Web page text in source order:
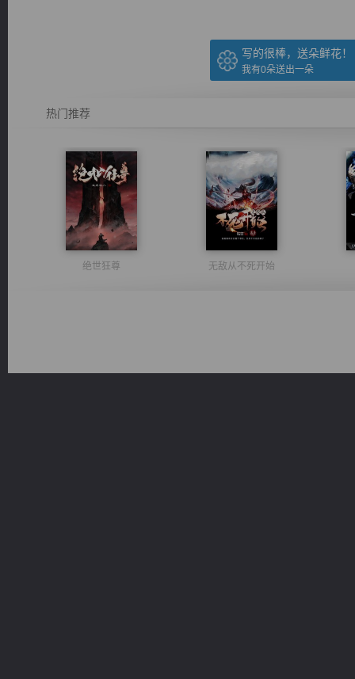
写的很棒，送朵鲜花！
我有0朵送出一朵
热门推荐
绝世狂尊 无敌从不死开始